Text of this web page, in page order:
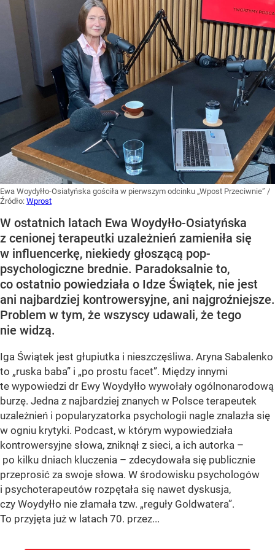
Ewa Woydyłło-Osiatyńska gościła w pierwszym odcinku „Wpost Przeciwnie” /
Źródło: Wprost
W ostatnich latach Ewa Woydyłło-Osiatyńska
z cenionej terapeutki uzależnień zamieniła się
w influencerkę, niekiedy głoszącą pop-
psychologiczne brednie. Paradoksalnie to,
co ostatnio powiedziała o Idze Świątek, nie jest
ani najbardziej kontrowersyjne, ani najgroźniejsze.
Problem w tym, że wszyscy udawali, że tego
nie widzą.
Iga Świątek jest głupiutka i nieszczęśliwa. Aryna Sabalenko
to „ruska baba” i „po prostu facet”. Między innymi
te wypowiedzi dr Ewy Woydyłło wywołały ogólnonarodową
burzę. Jedna z najbardziej znanych w Polsce terapeutek
uzależnień i popularyzatorka psychologii nagle znalazła się
w ogniu krytyki. Podcast, w którym wypowiedziała
kontrowersyjne słowa, zniknął z sieci, a ich autorka –
po kilku dniach kluczenia – zdecydowała się publicznie
przeprosić za swoje słowa. W środowisku psychologów
i psychoterapeutów rozpętała się nawet dyskusja,
czy Woydyłło nie złamała tzw. „reguły Goldwatera”.
To przyjęta już w latach 70. przez...